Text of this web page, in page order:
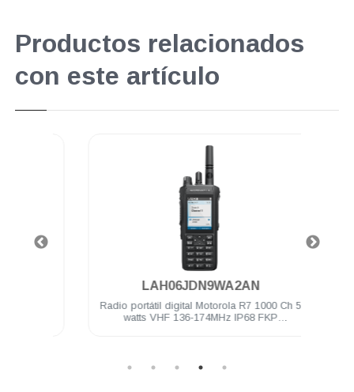
Productos relacionados
con este artículo
LAH06JDN9WA2AN
Radio portátil digital Motorola R7 1000 Ch 5
watts VHF 136-174MHz IP68 FKP